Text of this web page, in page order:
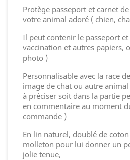
Protège passeport et carnet
votre animal adoré ( chien,
Il peut contenir le passeport
vaccination et autres papiers,
photo )
Personnalisable avec la race
image de chat ou autre
à préciser soit dans la partie
en commentaire au moment
commande )
En lin naturel, doublé de
molleton pour lui donner un
jolie tenue,